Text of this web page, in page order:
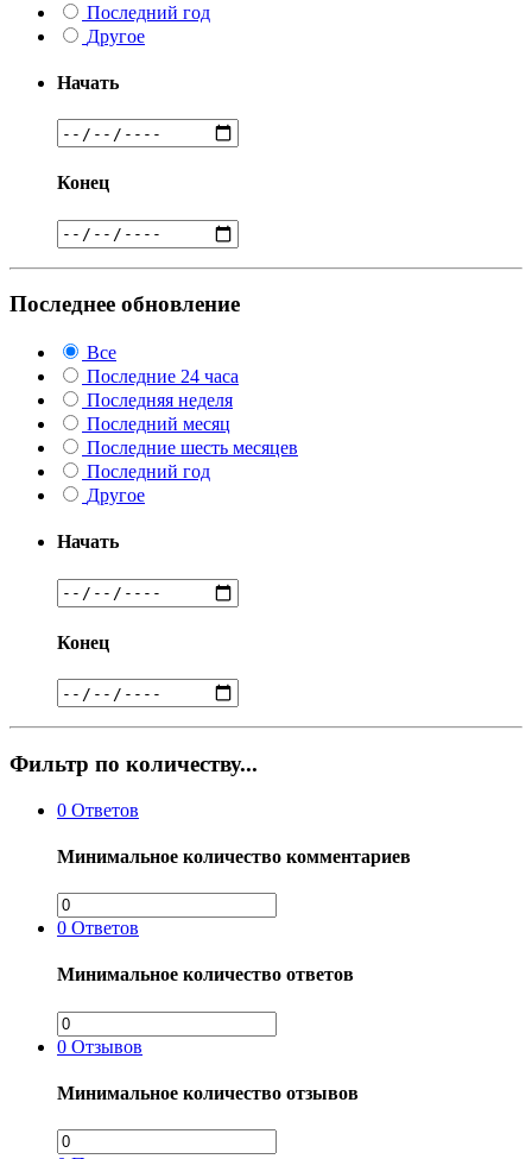
Последний год
Другое
Начать
Конец
Последнее обновление
Все
Последние 24 часа
Последняя неделя
Последний месяц
Последние шесть месяцев
Последний год
Другое
Начать
Конец
Фильтр по количеству...
0 Ответов
Минимальное количество комментариев
0 Ответов
Минимальное количество ответов
0 Отзывов
Минимальное количество отзывов